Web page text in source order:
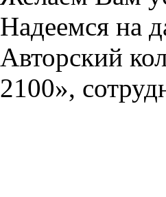
Надеемся на
Авторский
2100»,